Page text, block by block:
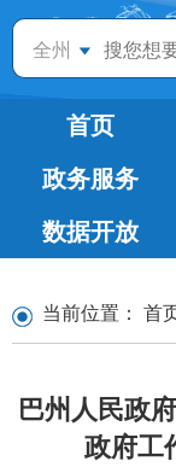
全州
首页
政务服务
数据开放
当前位置： 首
巴州人民政
政府工